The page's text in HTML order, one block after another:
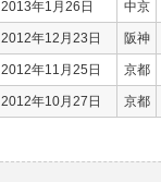
2013年1月26日 中京
2012年12月23日 阪神
2012年11月25日 京都
2012年10月27日 京都